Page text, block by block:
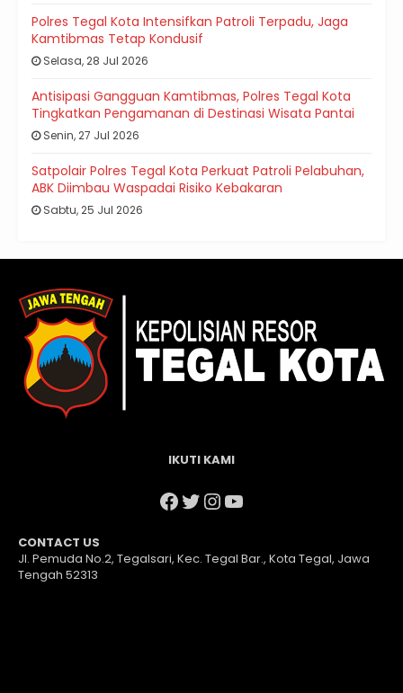
Polres Tegal Kota Intensifkan Patroli Terpadu, Jaga
Kamtibmas Tetap Kondusif
Selasa, 28 Jul 2026
Antisipasi Gangguan Kamtibmas, Polres Tegal Kota
Tingkatkan Pengamanan di Destinasi Wisata Pantai
Senin, 27 Jul 2026
Satpolair Polres Tegal Kota Perkuat Patroli Pelabuhan,
ABK Diimbau Waspadai Risiko Kebakaran
Sabtu, 25 Jul 2026
IKUTI KAMI
Facebook
Twitter
Instagram
YouTube
CONTACT US
Jl. Pemuda No.2, Tegalsari, Kec. Tegal Bar., Kota Tegal, Jawa
Tengah 52313